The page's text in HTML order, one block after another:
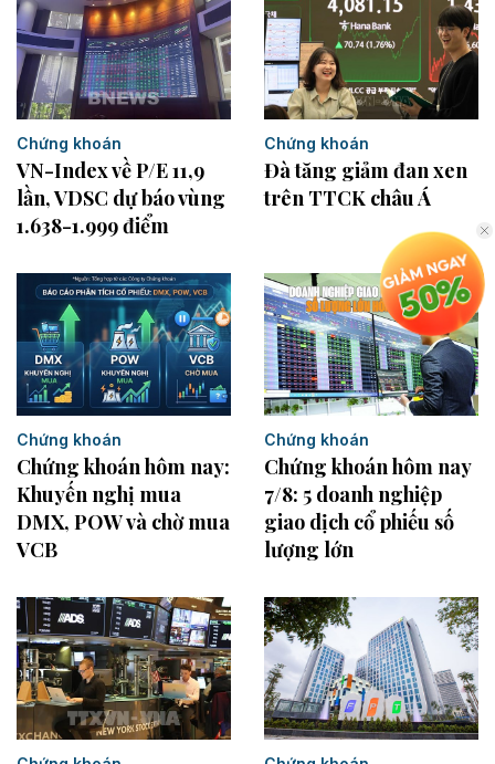
Chứng khoán
VN-Index về P/E 11,9
lần, VDSC dự báo vùng
1.638-1.999 điểm
Chứng khoán
Đà tăng giảm đan xen
trên TTCK châu Á
Chứng khoán
Chứng khoán hôm nay:
Khuyến nghị mua
DMX, POW và chờ mua
VCB
Chứng khoán
Chứng khoán hôm nay
7/8: 5 doanh nghiệp
giao dịch cổ phiếu số
lượng lớn